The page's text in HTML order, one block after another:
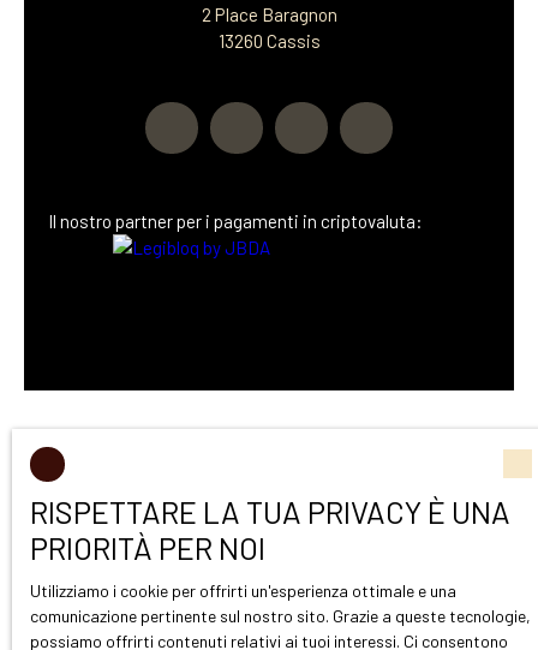
2 Place Baragnon
13260 Cassis
Il nostro partnerper i pagamenti in criptovaluta:
RISPETTARE LA TUA PRIVACY È UNA
PRIORITÀ PER NOI
Utilizziamo i cookie per offrirti un'esperienza ottimale e una
comunicazione pertinente sul nostro sito. Grazie a queste tecnologie,
possiamo offrirti contenuti relativi ai tuoi interessi. Ci consentono